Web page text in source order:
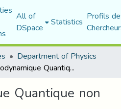
All of
DSpace Statistics Profils
Department of Physics
Electrodynamique Quantique non commutative
Quantique non